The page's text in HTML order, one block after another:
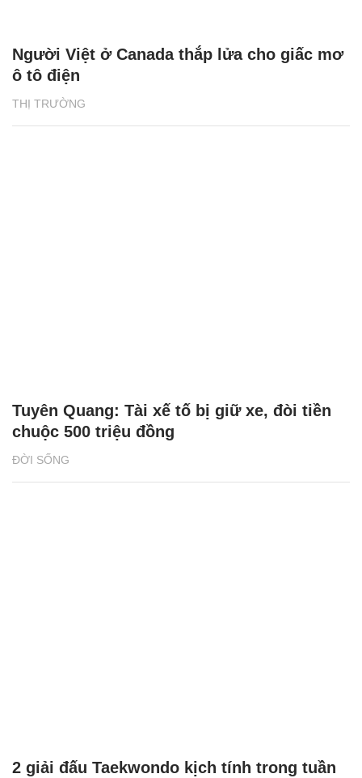
THỊ TRƯỜNG
Người Việt ở Canada thắp lửa cho giấc mơ
ô tô điện
ĐỜI SỐNG
Tuyên Quang: Tài xế tố bị giữ xe, đòi tiền
chuộc 500 triệu đồng
2 giải đấu Taekwondo kịch tính trong tuần